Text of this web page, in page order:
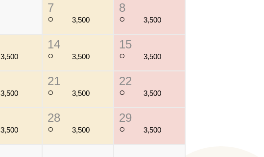
7
○ 3,500
8
○ 3,500
3,500
14
○ 3,500
15
○ 3,500
3,500
21
○ 3,500
22
○ 3,500
3,500
28
○ 3,500
29
○ 3,500